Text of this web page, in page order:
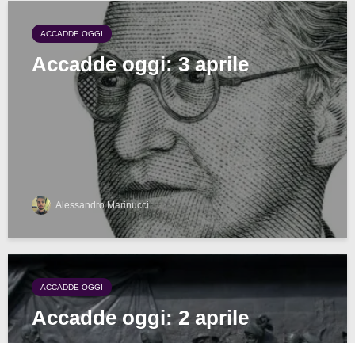
ACCADDE OGGI
Accadde oggi: 3 aprile
Alessandro Marinucci
ACCADDE OGGI
Accadde oggi: 2 aprile